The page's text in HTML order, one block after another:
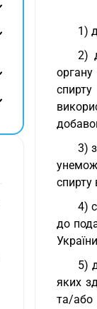
1)
2)
3)
спирту
4)
до
5)
яких
та/або